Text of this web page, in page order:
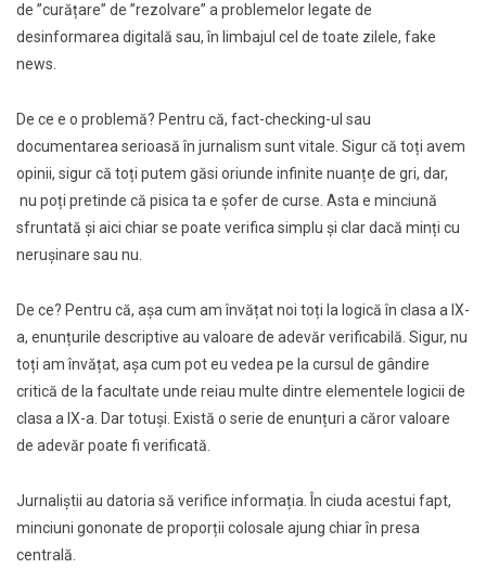
de ”curățare” de ”rezolvare” a problemelor legate de
desinformarea digitală sau, în limbajul cel de toate zilele, fake
news.
De ce e o problemă? Pentru că, fact-checking-ul sau
documentarea serioasă în jurnalism sunt vitale. Sigur că toți avem
opinii, sigur că toți putem găsi oriunde infinite nuanțe de gri, dar,
nu poți pretinde că pisica ta e șofer de curse. Asta e minciună
sfruntată și aici chiar se poate verifica simplu și clar dacă minți cu
nerușinare sau nu.
De ce? Pentru că, așa cum am învățat noi toți la logică în clasa a IX-
a, enunțurile descriptive au valoare de adevăr verificabilă. Sigur, nu
toți am învățat, așa cum pot eu vedea pe la cursul de gândire
critică de la facultate unde reiau multe dintre elementele logicii de
clasa a IX-a. Dar totuși. Există o serie de enunțuri a căror valoare
de adevăr poate fi verificată.
Jurnaliștii au datoria să verifice informația. În ciuda acestui fapt,
minciuni gononate de proporții colosale ajung chiar în presa
centrală.